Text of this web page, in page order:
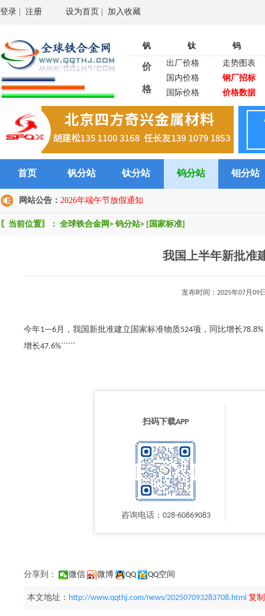
登录 注册 设为首页 加入收藏
钒 钛 钨
价
格
出厂价格
走势图表
国内价格
钢厂招标
国际价格
价格数据
首页 钒分站 钛分站 钨分站 钼分站
网站公告： 2026年端午节放假通知
〖当前位置〗： 全球铁合金网 > 钨分站> [国家标准]
我国上半年新批准
发布时间：2025年07月
今年1—6月，我国新批准建立国家标准物质524项，同比增长
增长47.6%``````
扫码下载APP
咨询电话：028-60869083
分享到： 微信 微博 QQ QQ空间
本文地址： http://www.qqthj.com/news/202507093283708.html 复